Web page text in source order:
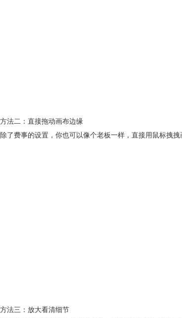
方法二：直接拖动画布边缘
除了费事的设置，你也可以像个老板一样，直接用鼠标拽
方法三：放大看清细节